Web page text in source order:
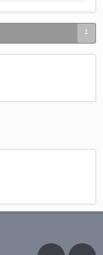
1